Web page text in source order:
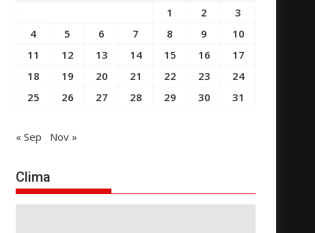
1
2
3
4
5 6 7 8 9
10
11
12 13 14 15 16
17
18
19 20 21 22 23
24
25
26 27 28 29 30 31
« Sep Nov »
Clima